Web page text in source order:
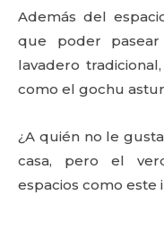
Además del
que poder
lavadero
como el gochu
¿A quién no le
casa, pero el
espacios como este